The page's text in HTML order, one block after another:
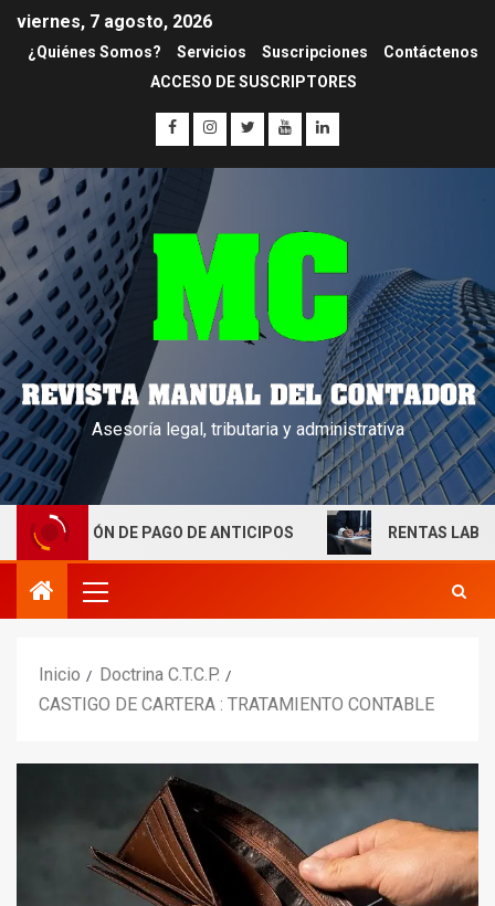
viernes, 7 agosto, 2026
¿Quiénes Somos? Servicios Suscripciones
Contáctenos
ACCESO DE SUSCRIPTORES
Asesoría legal, tributaria y administrativa
DE PAGO DE ANTICIPOS RENTAS LABORALES
Inicio
Doctrina C.T.C.P.
CASTIGO DE CARTERA : TRATAMIENTO CONTABLE